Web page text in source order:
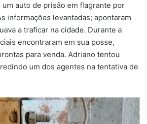
auto de prisão em flagrante por
informações levantadas; apontaram
a traficar na cidade. Durante a
encontraram em sua posse,
para venda. Adriano tentou
um dos agentes na tentativa de